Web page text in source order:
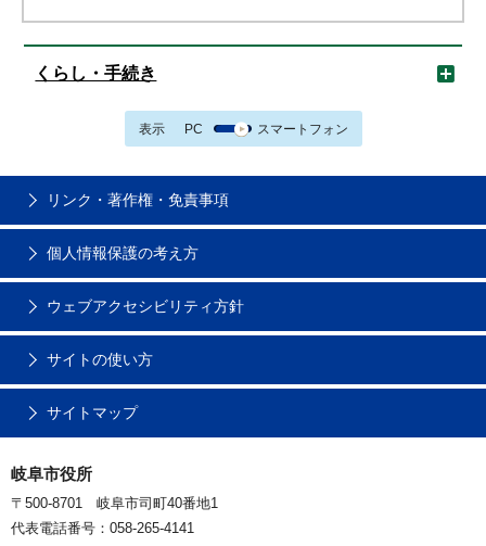
くらし・手続き
表示 PC スマートフォン
リンク・著作権・免責事項
個人情報保護の考え方
ウェブアクセシビリティ方針
サイトの使い方
サイトマップ
岐阜市役所
〒500-8701 岐阜市司町40番地1
代表電話番号：058-265-4141